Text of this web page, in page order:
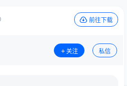
前往下载
关注 私信